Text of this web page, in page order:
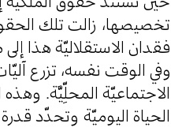
تخصيصها، زالت تلك
فقدان الاستقلاليّة هذا
وفي الوقت نفسه، تزرع
الاجتماعيّة المحلِّيَّة. وهذه
الحياة اليوميّة وتحدّد